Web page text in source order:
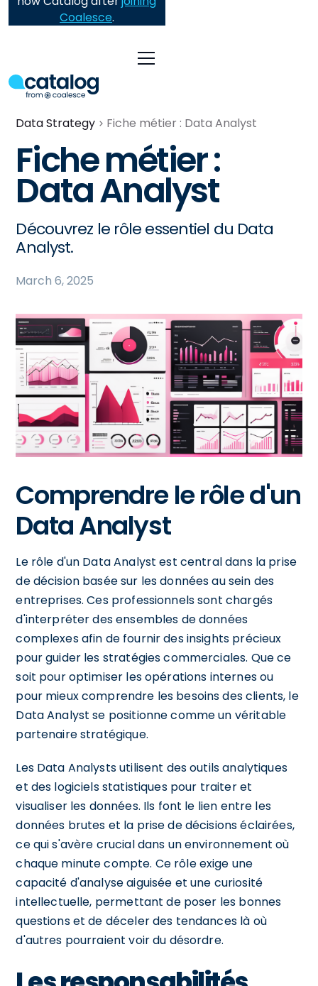
Coalesce.
Data Strategy Fiche métier : Data Analyst
Fiche métier :
Data Analyst
Découvrez le rôle essentiel du Data
Analyst.
March 6, 2025
Comprendre le rôle d'un
Data Analyst
Le rôle d'un Data Analyst est central dans la prise
de décision basée sur les données au sein des
entreprises. Ces professionnels sont chargés
d'interpréter des ensembles de données
complexes afin de fournir des insights précieux
pour guider les stratégies commerciales. Que ce
soit pour optimiser les opérations internes ou
pour mieux comprendre les besoins des clients, le
Data Analyst se positionne comme un véritable
partenaire stratégique.
Les Data Analysts utilisent des outils analytiques
et des logiciels statistiques pour traiter et
visualiser les données. Ils font le lien entre les
données brutes et la prise de décisions éclairées,
ce qui s'avère crucial dans un environnement où
chaque minute compte. Ce rôle exige une
capacité d'analyse aiguisée et une curiosité
intellectuelle, permettant de poser les bonnes
questions et de déceler des tendances là où
d'autres pourraient voir du désordre.